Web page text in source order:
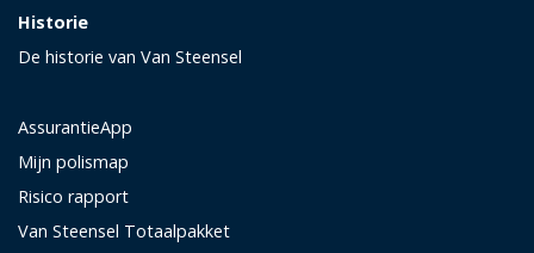
Historie
De historie van Van Steensel
AssurantieApp
Mijn polismap
Risico rapport
Van Steensel Totaalpakket